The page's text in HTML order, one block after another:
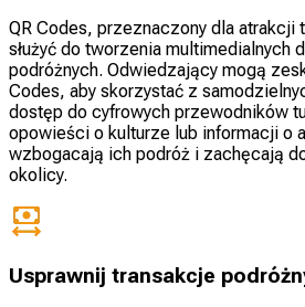
QR Codes, przeznaczony dla atrakcji
służyć do tworzenia multimedialnych
podróżnych. Odwiedzający mogą
Codes, aby skorzystać z
dostęp do cyfrowych przewodników
opowieści o kulturze lub informacji o
wzbogacają ich podróż i zachęcają
okolicy.
Usprawnij transakcje